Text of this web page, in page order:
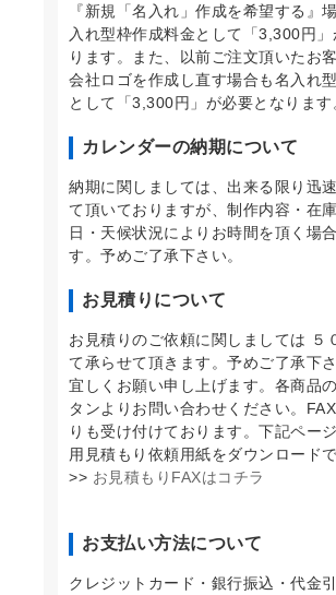
『新規「名入れ」作成を希望する』
入れ型枠作成料金として「3,300円」
ります。また、以前ご注文頂いたお
会社ロゴを作成し直す場合も名入れ
として「3,300円」が必要となります
カレンダーの納期について
納期に関しましては、出来る限り迅
て頂いておりますが、制作内容・在
日・天候状況によりお時間を頂く場
す。予めご了承下さい。
お見積りについて
お見積りのご依頼に関しましては ５
て承らせて頂きます。予めご了承下
宜しくお願い申し上げます。各商品
タンよりお問い合わせください。
りも受け付けております。下記ペー
用見積もり依頼用紙をダウンロードで
>> お見積もりFAXはコチラ
お支払い方法について
クレジットカード・銀行振込・代金